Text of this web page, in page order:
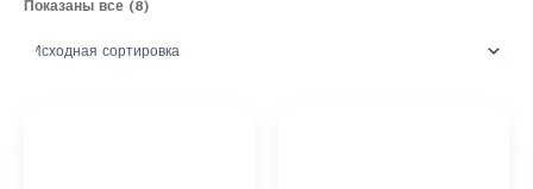
Показаны все (8)